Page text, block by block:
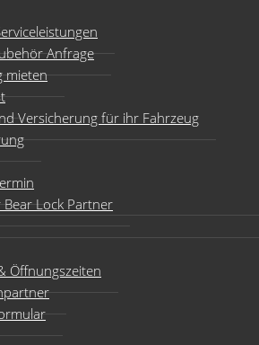
Anfrage
mieten
Versicherung für ihr Fahrzeug
Bear Lock Partner
Öffnungszeiten